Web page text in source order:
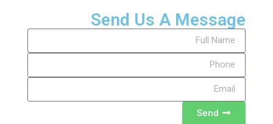
Send Us A Message
Send